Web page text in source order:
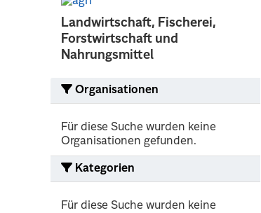
Landwirtschaft, Fischerei,
Forstwirtschaft und
Nahrungsmittel
Organisationen
Für diese Suche wurden keine
Organisationen gefunden.
Kategorien
Für diese Suche wurden keine